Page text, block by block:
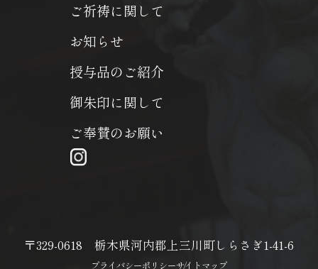
ご祈祷に関して
お知らせ
授与品のご紹介
御朱印に関して
ご奉賛のお願い
〒329-0618 栃木県河内郡上三川町しらさぎ1-41-6
プライバシーポリシーサイトマップ